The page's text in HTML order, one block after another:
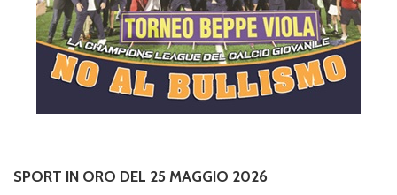
SPORT IN ORO DEL 25 MAGGIO 2026